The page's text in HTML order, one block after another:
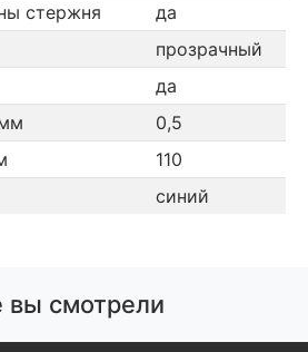
стержня
да
прозрачный
да
0,5
110
синий
вы смотрели